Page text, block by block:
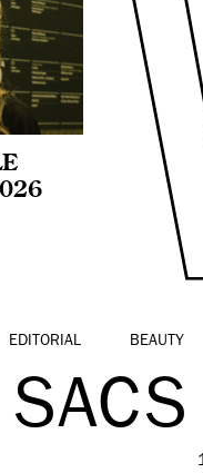
EDITORIAL BEAUTY